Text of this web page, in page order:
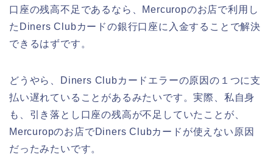
口座の残高不足であるなら、Mercuropのお店で利用し
たDiners Clubカードの銀行口座に入金することで解決
できるはずです。
どうやら、Diners Clubカードエラーの原因の１つに支
払い遅れていることがあるみたいです。実際、私自身
も、引き落とし口座の残高が不足していたことが、
Mercuropのお店でDiners Clubカードが使えない原因
だったみたいです。